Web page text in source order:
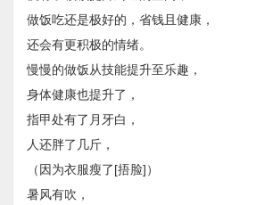
做饭吃还是极好的，省钱且健康，
还会有更积极的情绪。
慢慢的做饭从技能提升至乐趣，
身体健康也提升了，
指甲处有了月牙白，
人还胖了几斤，
（因为衣服瘦了[捂脸]）
暑风有吹，